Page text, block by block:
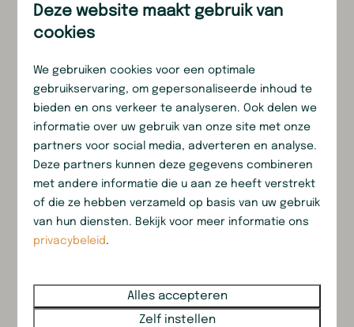
Dit spel kun je
dagelijks bij de receptie
reserveren
uur
. De Escape-kist is erg populair, dus we raden
aan om vooraf te reserveren via het
aanvraagformulier.
Naam
Emailadres (van boeking)
Wanneer wil je de escape kist spelen?
Tijdstip voor voor het ophalen van de escape
kist kan om 10:30 of 16:30 uur
Deze website maakt gebruik van
cookies
We gebruiken cookies voor een optimale
gebruikservaring, om gepersonaliseerde inhoud te
bieden en ons verkeer te analyseren. Ook delen we
informatie over uw gebruik van onze site met onze
partners voor social media, adverteren en analyse.
Deze partners kunnen deze gegevens combineren
met andere informatie die u aan ze heeft verstrekt
of die ze hebben verzameld op basis van uw gebruik
van hun diensten. Bekijk voor meer informatie ons
privacybeleid.
Alles accepteren
Zelf instellen